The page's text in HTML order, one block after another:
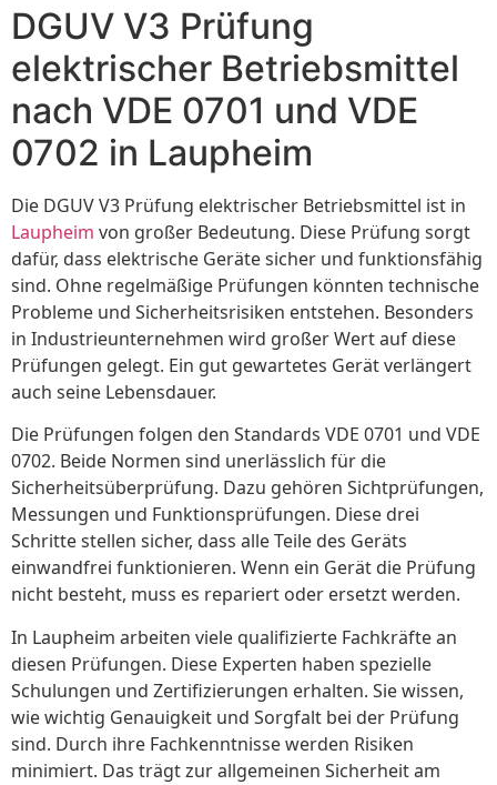
DGUV V3 Prüfung
elektrischer Betriebsmittel
nach VDE 0701 und VDE
0702 in Laupheim
Die DGUV V3 Prüfung elektrischer Betriebsmittel ist in
Laupheim von großer Bedeutung. Diese Prüfung sorgt
dafür, dass elektrische Geräte sicher und funktionsfähig
sind. Ohne regelmäßige Prüfungen könnten technische
Probleme und Sicherheitsrisiken entstehen. Besonders
in Industrieunternehmen wird großer Wert auf diese
Prüfungen gelegt. Ein gut gewartetes Gerät verlängert
auch seine Lebensdauer.
Die Prüfungen folgen den Standards VDE 0701 und VDE
0702. Beide Normen sind unerlässlich für die
Sicherheitsüberprüfung. Dazu gehören Sichtprüfungen,
Messungen und Funktionsprüfungen. Diese drei
Schritte stellen sicher, dass alle Teile des Geräts
einwandfrei funktionieren. Wenn ein Gerät die Prüfung
nicht besteht, muss es repariert oder ersetzt werden.
In Laupheim arbeiten viele qualifizierte Fachkräfte an
diesen Prüfungen. Diese Experten haben spezielle
Schulungen und Zertifizierungen erhalten. Sie wissen,
wie wichtig Genauigkeit und Sorgfalt bei der Prüfung
sind. Durch ihre Fachkenntnisse werden Risiken
minimiert. Das trägt zur allgemeinen Sicherheit am